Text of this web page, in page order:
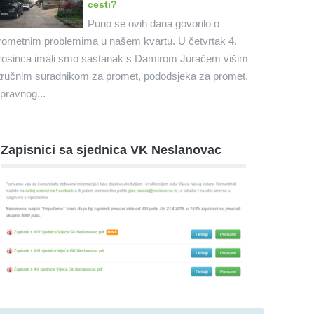
cesti?
Puno se ovih dana govorilo o
problemima u našem kvartu. U četvrtak 4.
imali smo sastanak s Damirom Juračem višim
suradnikom za promet, pododsjeka za promet,
Zapisnici sa sjednica VK Neslanovac